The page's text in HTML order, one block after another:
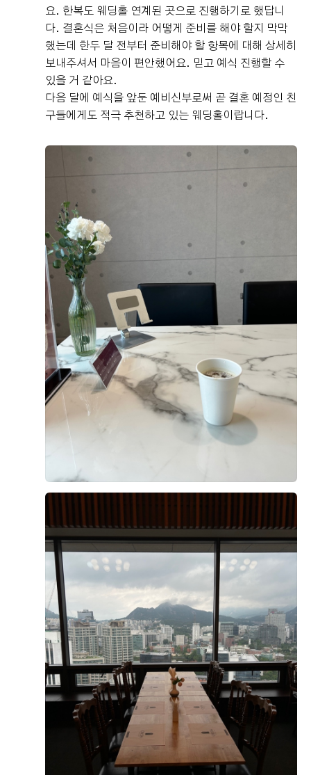
요. 한복도 웨딩홀 연계된 곳으로 진행하기로 했답니
다. 결혼식은 처음이라 어떻게 준비를 해야 할지 막막
했는데 한두 달 전부터 준비해야 할 항목에 대해 상세히
보내주셔서 마음이 편안했어요. 믿고 예식 진행할 수
있을 거 같아요.
다음 달에 예식을 앞둔 예비신부로써 곧 결혼 예정인 친
구들에게도 적극 추천하고 있는 웨딩홀이랍니다.